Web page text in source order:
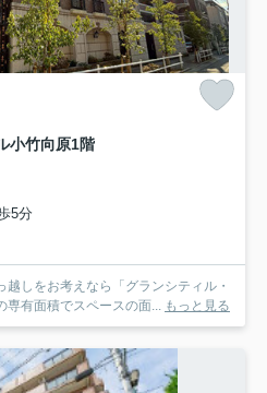
小竹向原1階
5分
しをお考えなら「グランシティル・
専有面積でスペースの面... もっと見る